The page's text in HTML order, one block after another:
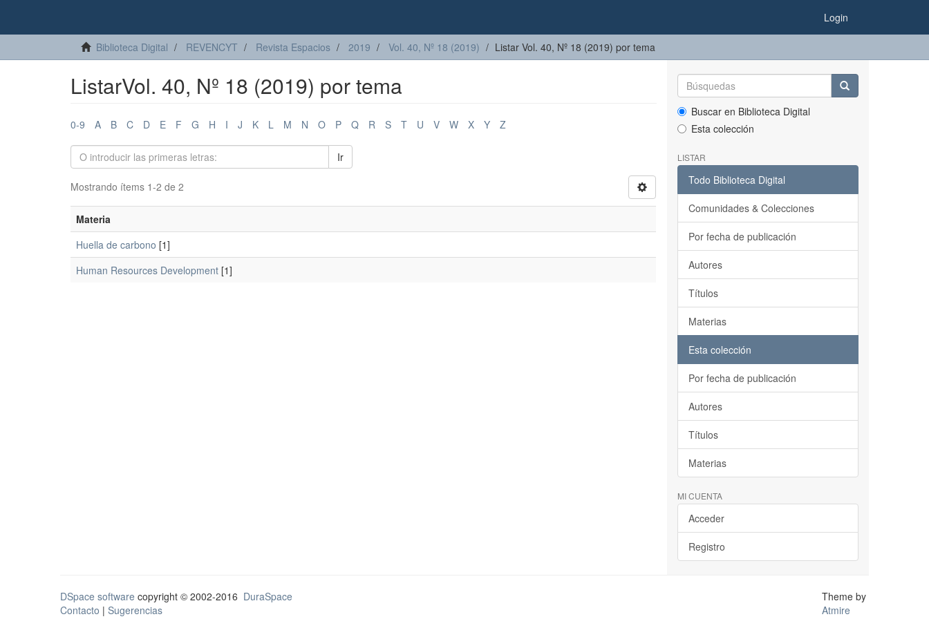
Login
Biblioteca Digital REVENCYT Revista Espacios 2019 Vol. 40, Nº 18 (2019) Listar Vol. 40, Nº 18 (2019) por tema
ListarVol. 40, Nº 18 (2019) por tema
0-9 A B C D E F G H I J K L M N O P Q R S T U V W X Y Z
Ir
Mostrando ítems 1-2 de 2
Materia
Huella de carbono [1]
Human Resources Development [1]
Buscar en Biblioteca Digital
Esta colección
LISTAR
Todo Biblioteca Digital
Comunidades & Colecciones
Por fecha de publicación
Autores
Títulos
Materias
Esta colección
Por fecha de publicación
Autores
Títulos
Materias
MI CUENTA
Acceder
Registro
DSpace software copyright © 2002-2016 DuraSpace
Contacto | Sugerencias
Theme by
Atmire